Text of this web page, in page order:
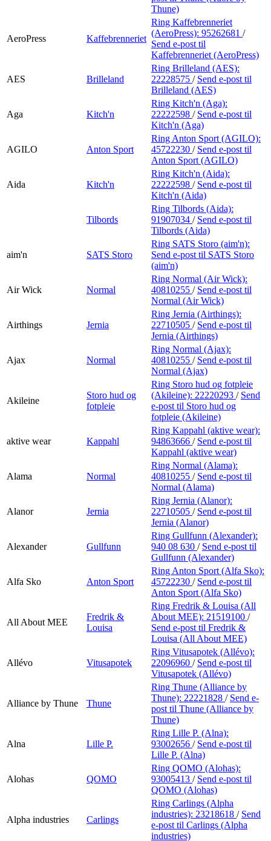
Thune)
AeroPress Kaffebrenneriet
Ring Kaffebrenneriet
(AeroPress): 95262681 /
Send e-post til
Kaffebrenneriet (AeroPress)
AES Brilleland
Ring Brilleland (AES):
22228575 / Send e-post til
Brilleland (AES)
Aga Kitch'n
Ring Kitch'n (Aga):
22222598 / Send e-post til
Kitch'n (Aga)
AGILO Anton Sport
Ring Anton Sport (AGILO):
45722230 / Send e-post til
Anton Sport (AGILO)
Aida Kitch'n
Ring Kitch'n (Aida):
22222598 / Send e-post til
Kitch'n (Aida)
Tilbords
Ring Tilbords (Aida):
91907034 / Send e-post til
Tilbords (Aida)
aim'n SATS Storo
Ring SATS Storo (aim'n):
Send e-post til SATS Storo
(aim'n)
Air Wick Normal
Ring Normal (Air Wick):
40810255 / Send e-post til
Normal (Air Wick)
Airthings Jernia
Ring Jernia (Airthings):
22710505 / Send e-post til
Jernia (Airthings)
Ajax Normal
Ring Normal (Ajax):
40810255 / Send e-post til
Normal (Ajax)
Akileine
Storo hud og
fotpleie
Ring Storo hud og fotpleie
(Akileine): 22220293 / Send
e-post til Storo hud og
fotpleie (Akileine)
aktive wear Kappahl
Ring Kappahl (aktive wear):
94863666 / Send e-post til
Kappahl (aktive wear)
Alama Normal
Ring Normal (Alama):
40810255 / Send e-post til
Normal (Alama)
Alanor Jernia
Ring Jernia (Alanor):
22710505 / Send e-post til
Jernia (Alanor)
Alexander Gullfunn
Ring Gullfunn (Alexander):
940 08 630 / Send e-post til
Gullfunn (Alexander)
Alfa Sko Anton Sport
Ring Anton Sport (Alfa Sko):
45722230 / Send e-post til
Anton Sport (Alfa Sko)
All About MEE
Fredrik &
Louisa
Ring Fredrik & Louisa (All
About MEE): 21519100 /
Send e-post til Fredrik &
Louisa (All About MEE)
Allévo Vitusapotek
Ring Vitusapotek (Allévo):
22096960 / Send e-post til
Vitusapotek (Allévo)
Alliance by Thune Thune
Ring Thune (Alliance by
Thune): 22221828 / Send e-
post til Thune (Alliance by
Thune)
Alna Lille P.
Ring Lille P. (Alna):
93002656 / Send e-post til
Lille P. (Alna)
Alohas QOMO
Ring QOMO (Alohas):
93005413 / Send e-post til
QOMO (Alohas)
Alpha industries Carlings
Ring Carlings (Alpha
industries): 23218618 / Send
e-post til Carlings (Alpha
industries)